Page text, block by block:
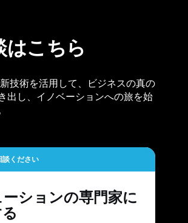
はこちら
技術を活用して、ビジネスの真の
出し、イノベーションへの旅を始
談ください
ションの専門家に